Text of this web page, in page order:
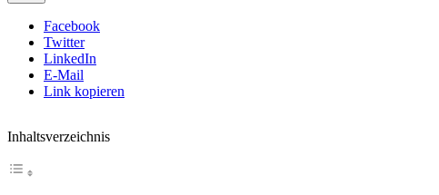
Facebook
Twitter
LinkedIn
E-Mail
Link kopieren
Inhaltsverzeichnis